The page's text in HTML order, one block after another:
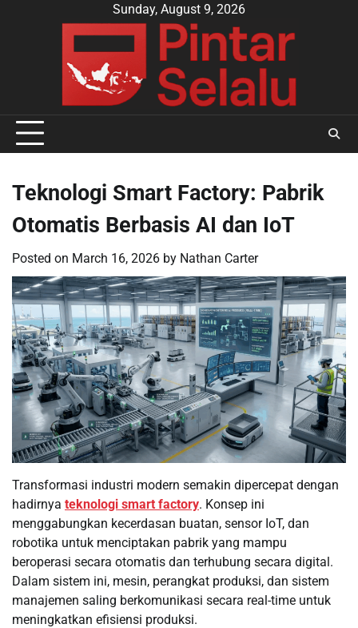
Sunday, August 9, 2026
Teknologi Smart Factory: Pabrik
Otomatis Berbasis AI dan IoT
Posted on March 16, 2026 by Nathan Carter
Transformasi industri modern semakin dipercepat dengan
hadirnya teknologi smart factory. Konsep ini
menggabungkan kecerdasan buatan, sensor IoT, dan
robotika untuk menciptakan pabrik yang mampu
beroperasi secara otomatis dan terhubung secara digital.
Dalam sistem ini, mesin, perangkat produksi, dan sistem
manajemen saling berkomunikasi secara real-time untuk
meningkatkan efisiensi produksi.